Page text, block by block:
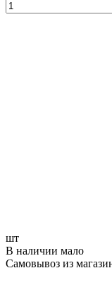
шт
В наличии мало
Самовывоз из